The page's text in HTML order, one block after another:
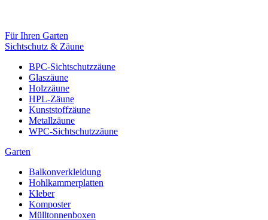
Für Ihren Garten
Sichtschutz & Zäune
BPC-Sichtschutzzäune
Glaszäune
Holzzäune
HPL-Zäune
Kunststoffzäune
Metallzäune
WPC-Sichtschutzzäune
Garten
Balkonverkleidung
Hohlkammerplatten
Kleber
Komposter
Mülltonnenboxen